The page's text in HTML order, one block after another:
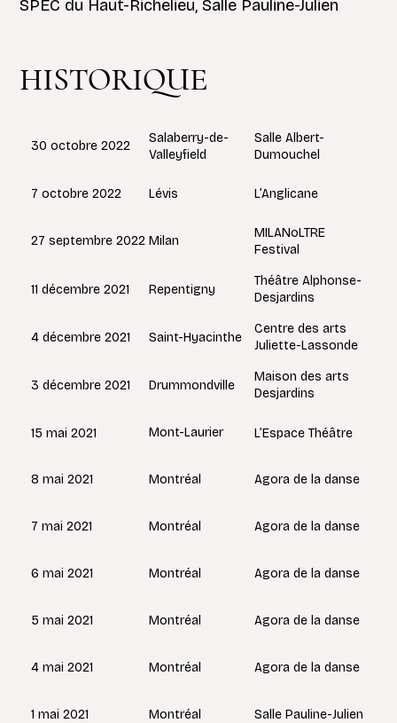
SPEC du Haut-Richelieu, Salle Pauline-Julien
HISTORIQUE
Salaberry-de-
Valleyfield
Salle Albert-
Dumouchel
30 octobre 2022
Lévis L’Anglicane
7 octobre 2022
Milan
MILANoLTRE
Festival
27 septembre 2022
Repentigny
Théâtre Alphonse-
Desjardins
11 décembre 2021
Saint-Hyacinthe
Centre des arts
Juliette-Lassonde
4 décembre 2021
Drummondville
Maison des arts
Desjardins
3 décembre 2021
Mont-Laurier L’Espace Théâtre
15 mai 2021
Montréal Agora de la danse
8 mai 2021
Montréal Agora de la danse
7 mai 2021
Montréal Agora de la danse
6 mai 2021
Montréal Agora de la danse
5 mai 2021
Montréal Agora de la danse
4 mai 2021
Montréal Salle Pauline-Julien
1 mai 2021